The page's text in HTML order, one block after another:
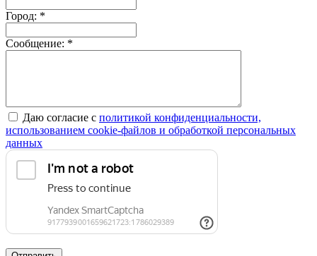
Город: *
Сообщение: *
Даю согласие с политикой конфиденциальности,
использованием сookie-файлов и обработкой персональных
данных